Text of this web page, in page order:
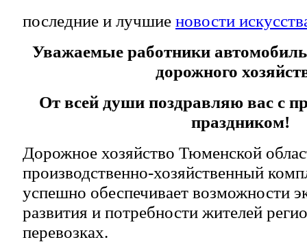
последние и лучшие новости
Уважаемые работники
дорожного
От всей души поздравляю вас с
праздником!
Дорожное хозяйство Тюменской
производственно-хозяйственный
успешно обеспечивает возможности
развития и потребности жителей
перевозках.